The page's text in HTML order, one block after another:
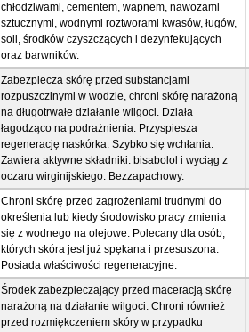
chłodziwami, cementem, wapnem, nawozami
sztucznymi, wodnymi roztworami kwasów, ługów,
soli, środków czyszczących i dezynfekujących
oraz barwników.
Zabezpiecza skórę przed substancjami
rozpuszczlnymi w wodzie, chroni skórę narażoną
na długotrwałe działanie wilgoci. Działa
łagodząco na podrażnienia. Przyspiesza
regenerację naskórka. Szybko się wchłania.
Zawiera aktywne składniki: bisabolol i wyciąg z
oczaru wirginijskiego. Bezzapachowy.
Chroni skórę przed zagrożeniami trudnymi do
określenia lub kiedy środowisko pracy zmienia
się z wodnego na olejowe. Polecany dla osób,
których skóra jest już spękana i przesuszona.
Posiada właściwości regeneracyjne.
Środek zabezpieczający przed maceracją skórę
narażoną na działanie wilgoci. Chroni również
przed rozmiękczeniem skóry w przypadku